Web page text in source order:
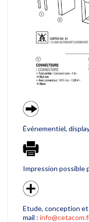
Événementiel,
Impression possible
Etude, conception
mail :